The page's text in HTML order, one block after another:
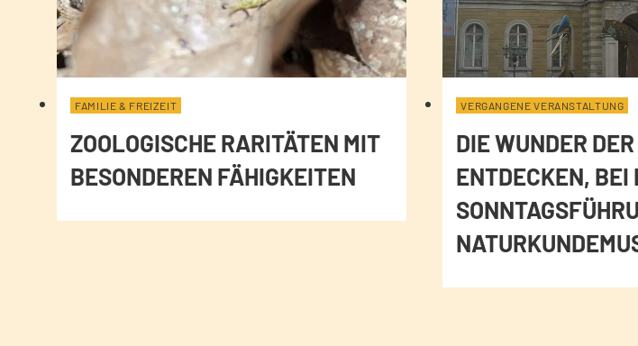
FAMILIE & FREIZEIT
ZOOLOGISCHE RARITÄTEN MIT
BESONDEREN FÄHIGKEITEN
VERGANGENE VERANSTALTUNG
DIE WUNDER
ENTDECKEN, BEI